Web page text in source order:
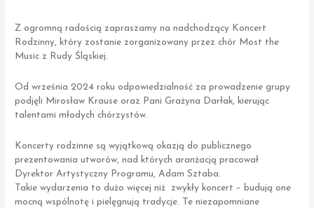
Z ogromną radością zapraszamy na nadchodzący Koncert
Rodzinny, który zostanie zorganizowany przez chór Most the
Music z Rudy Śląskiej.
Od września 2024 roku odpowiedzialność za prowadzenie grupy
podjęli Mirosław Krause oraz Pani Grażyna Darłak, kierując
talentami młodych chórzystów.
Koncerty rodzinne są wyjątkową okazją do publicznego
prezentowania utworów, nad których aranżacją pracował
Dyrektor Artystyczny Programu, Adam Sztaba.
Takie wydarzenia to dużo więcej niż zwykły koncert – budują one
mocną wspólnotę i pielęgnują tradycje. Te niezapomniane